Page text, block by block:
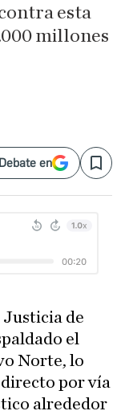
esta
millones
en Save
de
el
Norte, lo
por vía
alrededor